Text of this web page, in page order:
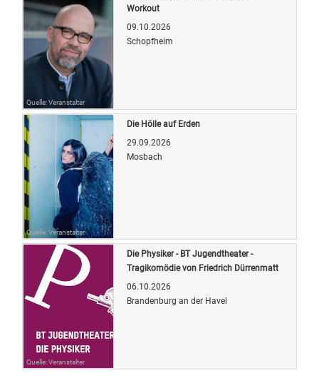
Quelle: Veranstalter
Workout
09.10.2026
Schopfheim
Quelle: Veranstalter
Die Hölle auf Erden
29.09.2026
Mosbach
Quelle: Veranstalter
Die Physiker - BT Jugendtheater -
Tragikomödie von Friedrich Dürrenmatt
06.10.2026
Brandenburg an der Havel